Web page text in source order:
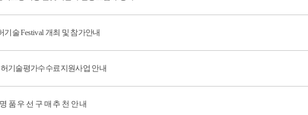
기술 Festival 개최 및 참가안내
기술평가수수료지원사업 안내
품 우 선 구 매 추 천 안 내